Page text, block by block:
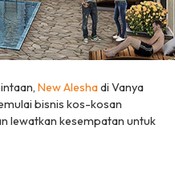
New Aleshadi Vanya
bisnis kos-kosan
lewatkan kesempatan untuk